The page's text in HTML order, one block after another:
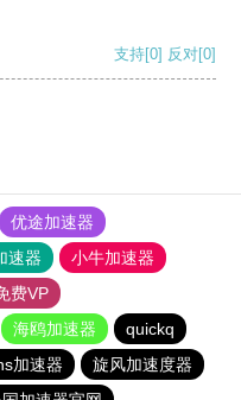
支持[0] 反对[0]
优途加速器
速器
小牛加速器
费VP
海鸥加速器
quickq
加速器
旋风加速度器